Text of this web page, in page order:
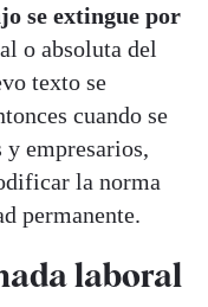
se extingue por
o absoluta del
texto se
cuando se
empresarios,
la norma
permanente.
laboral